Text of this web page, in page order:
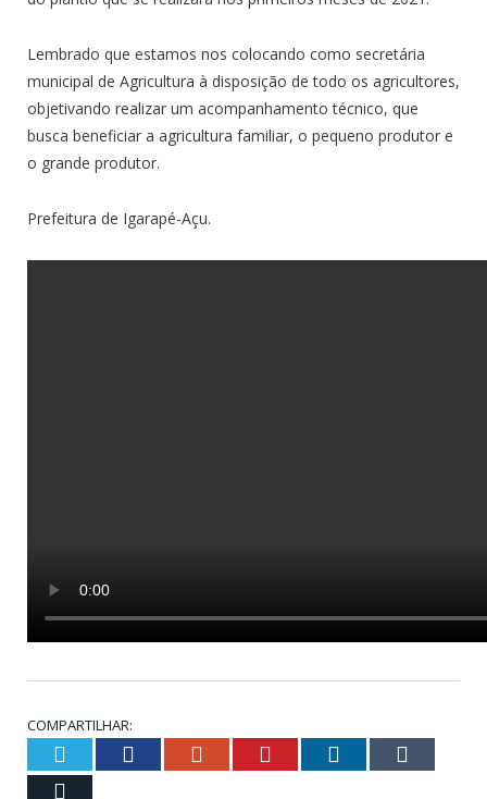
Lembrado que estamos nos colocando como secretária
municipal de Agricultura à disposição de todo os agricultores,
objetivando realizar um acompanhamento técnico, que
busca beneficiar a agricultura familiar, o pequeno produtor e
o grande produtor.
Prefeitura de Igarapé-Açu.
COMPARTILHAR:
Twitter Facebook Google+ Pinterest LinkedIn